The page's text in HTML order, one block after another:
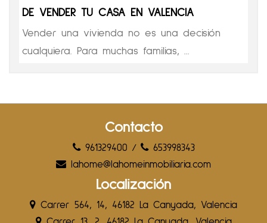
DE VENDER TU CASA EN VALENCIA
Vender una vivienda no es una decisión
cualquiera. Para muchas familias, ...
Contacto
961329400 /
653998343
lahome@lahomeinmobiliaria.com
Localización
Carrer 564, 14, 46182 La Canyada, Valencia